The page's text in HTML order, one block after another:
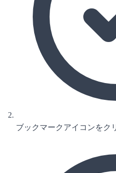
ブックマークアイコンをク